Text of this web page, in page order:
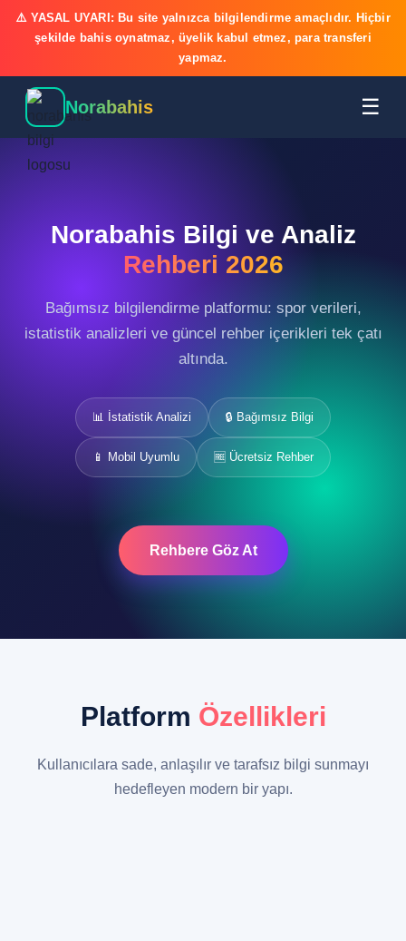
⚠️ YASAL UYARI: Bu site yalnızca bilgilendirme amaçlıdır. Hiçbir
şekilde bahis oynatmaz, üyelik kabul etmez, para transferi
yapmaz.
Norabahis ☰
Norabahis Bilgi ve Analiz
Rehberi 2026
Bağımsız bilgilendirme platformu: spor verileri,
istatistik analizleri ve güncel rehber içerikleri tek çatı
altında.
📊 İstatistik Analizi 🔒 Bağımsız Bilgi
📱 Mobil Uyumlu 🆓 Ücretsiz Rehber
Rehbere Göz At
Platform Özellikleri
Kullanıcılara sade, anlaşılır ve tarafsız bilgi sunmayı
hedefleyen modern bir yapı.